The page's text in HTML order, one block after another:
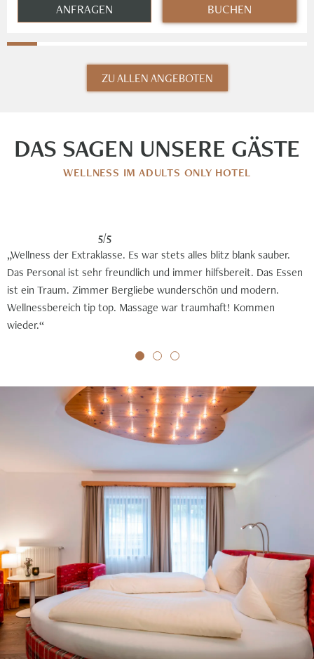
ANFRAGEN
BUCHEN
ZU ALLEN ANGEBOTEN
DAS SAGEN UNSERE GÄSTE
WELLNESS IM ADULTS ONLY HOTEL
5/5
„Wellness der Extraklasse. Es war stets alles blitz blank sauber.
Das Personal ist sehr freundlich und immer hilfsbereit. Das Essen
ist ein Traum. Zimmer Bergliebe wunderschön und modern.
Wellnessbereich tip top. Massage war traumhaft! Kommen
wieder.“